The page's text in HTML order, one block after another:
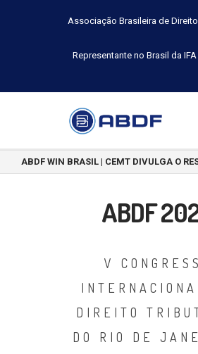
Associação Brasileira de
Representante no Brasil da
ABDF WIN BRASIL | CEMT DIVULGA O
ABDF
V
DIREITO
DO RIO DE